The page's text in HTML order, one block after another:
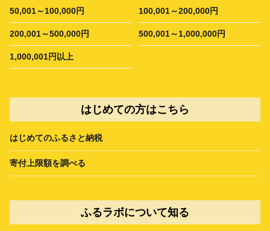
50,001～100,000円 100,001～200,000円
200,001～500,000円 500,001～1,000,000円
1,000,001円以上
はじめての方はこちら
はじめてのふるさと納税
寄付上限額を調べる
ふるラボについて知る